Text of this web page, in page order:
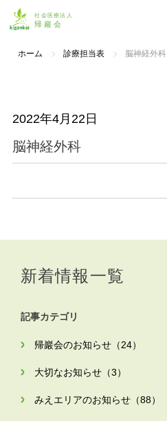
ホーム 診療担当表 脳神経外科
2022年4月22日
脳神経外科
新着情報一覧
記事カテゴリ
帰巖会のお知らせ（24）
大切なお知らせ（3）
みえエリアのお知らせ（88）